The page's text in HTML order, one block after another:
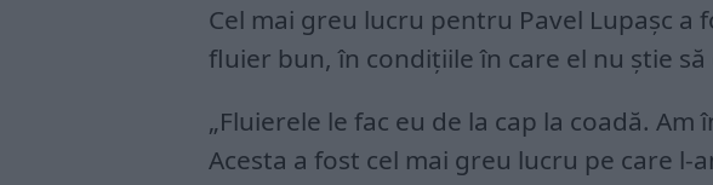
Cel mai greu lucru pentru Pavel Lupaşc a
fluier bun, în condiţiile în care el nu ştie
„Fluierele le fac eu de la cap la coadă.
Acesta a fost cel mai greu lucru pe care l-